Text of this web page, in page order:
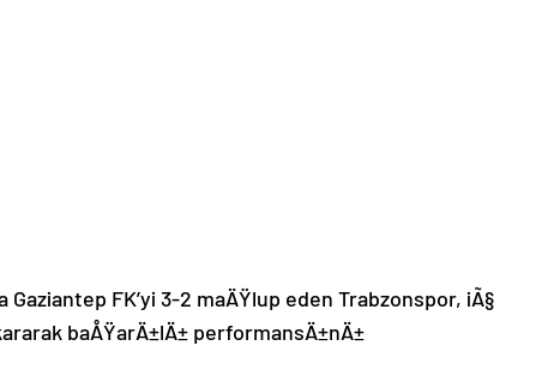
FK’yi 3-2 maÄŸlup eden Trabzonspor, iÃ§
baÅŸarÄ±lÄ± performansÄ±nÄ±